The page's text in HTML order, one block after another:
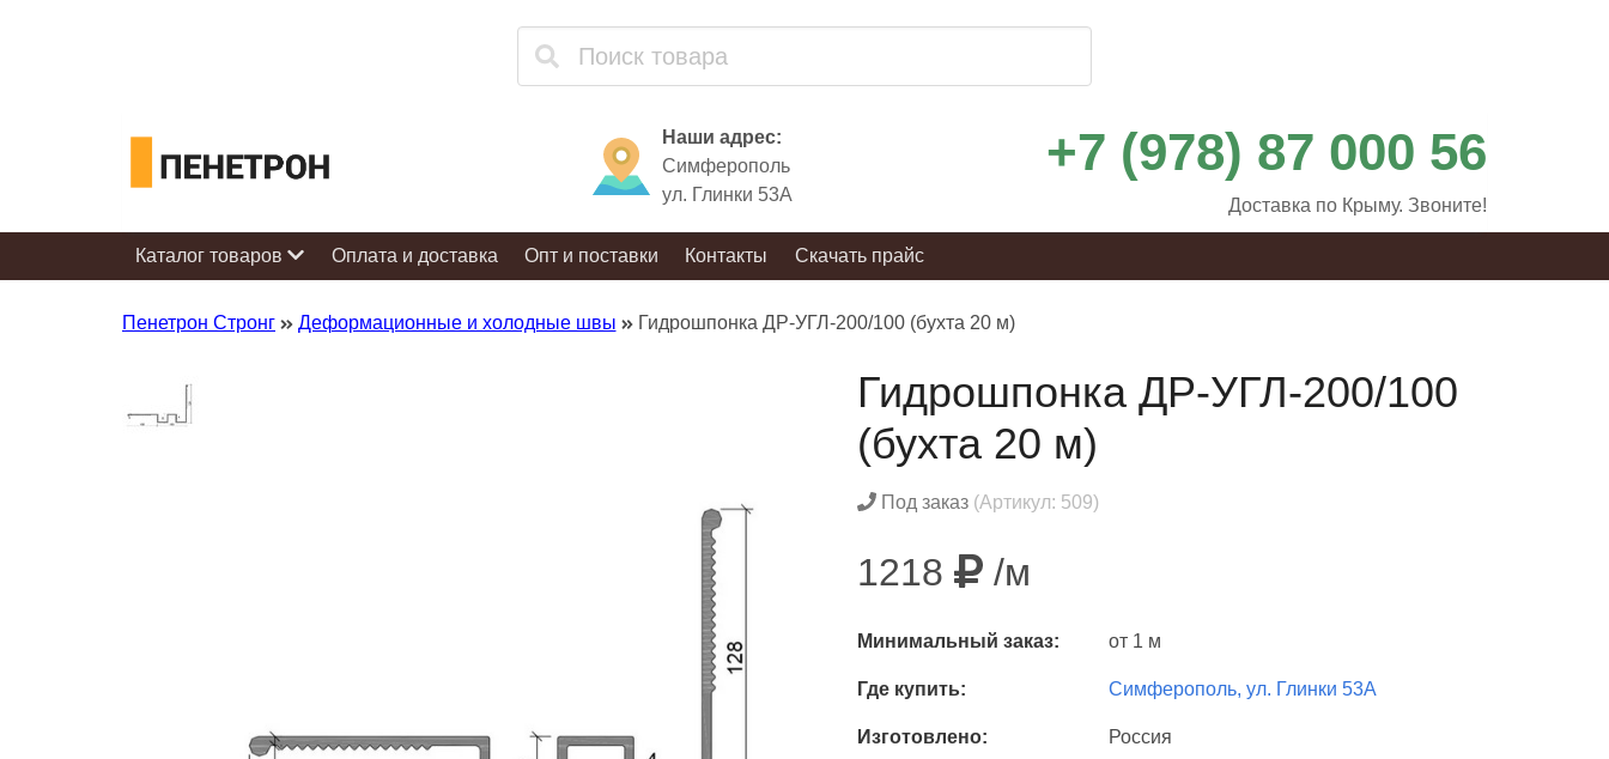
Наши адрес:
Симферополь
ул. Глинки 53А
+7 (978) 87 000 56
Доставка по Крыму. Звоните!
Каталог товаров Оплата и доставка Опт и поставки Контакты Скачать прайс
Пенетрон Стронг Деформационные и холодные швы Гидрошпонка ДР-УГЛ-200/100 (бухта 20 м)
Гидрошпонка ДР-УГЛ-200/100
(бухта 20 м)
Под заказ (Артикул: 509)
1218 /м
Минимальный заказ: от 1 м
Где купить: Симферополь, ул. Глинки 53А
Изготовлено: Россия